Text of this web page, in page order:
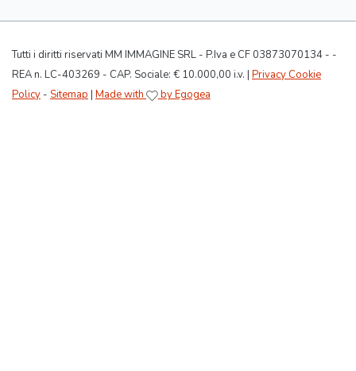
Tutti i diritti riservati MM IMMAGINE SRL - P.Iva e CF 03873070134 - -
REA n. LC-403269 - CAP. Sociale: € 10.000,00 i.v. | Privacy Cookie
Policy - Sitemap Made with by Egogea